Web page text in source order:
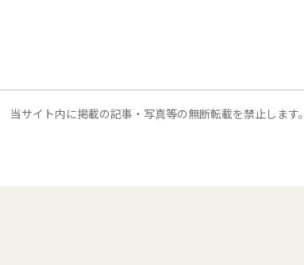
当サイト内に掲載の記事・写真等の無断転載を禁止します。